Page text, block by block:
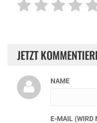
JETZT
NAME
E-MAIL (WIRD